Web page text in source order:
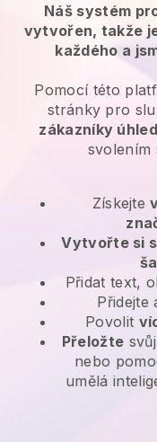
Náš systém
vytvořen, takže
každého a
Pomocí této
stránky pro
zákazníky
svolením
Získejte
Vytvořte si
Přidat text,
Přidejte
Povolit
Přeložte
nebo
umělá